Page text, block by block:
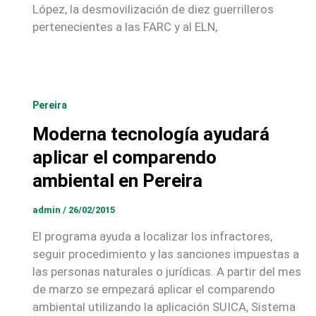
López, la desmovilización de diez guerrilleros
pertenecientes a las FARC y al ELN,
Pereira
Moderna tecnología ayudará
aplicar el comparendo
ambiental en Pereira
admin / 26/02/2015
El programa ayuda a localizar los infractores,
seguir procedimiento y las sanciones impuestas a
las personas naturales o jurídicas. A partir del mes
de marzo se empezará aplicar el comparendo
ambiental utilizando la aplicación SUICA, Sistema